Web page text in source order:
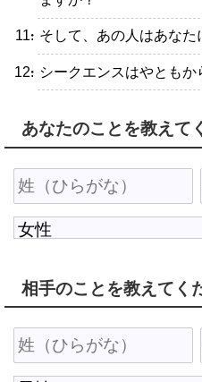
・そして、あの人はあな
・シークエンスはやともか
あなたのことを教えて
相手のことを教えてく